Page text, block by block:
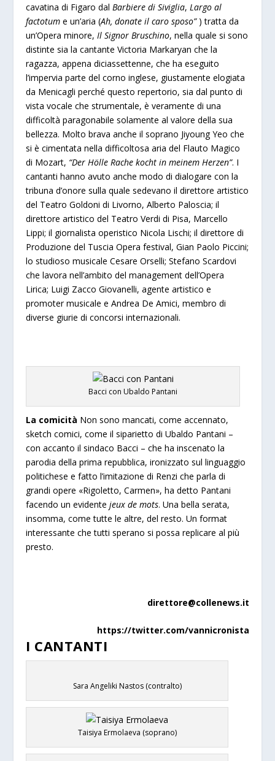
cavatina di Figaro dalBarbiere di Siviglia,Largo al
factotume un’aria (Ah, donate il caro sposo” ) tratta da
un’Opera minore,Il Signor Bruschino, nella quale si sono
distinte sia la cantante Victoria Markaryan che la
ragazza, appena diciassettenne, che ha eseguito
l’impervia parte del corno inglese, giustamente elogiata
da Menicagli perché questo repertorio, sia dal punto di
vista vocale che strumentale, è veramente di una
difficoltà paragonabile solamente al valore della sua
bellezza. Molto brava anche il soprano Jiyoung Yeo che
si è cimentata nella difficoltosa aria del Flauto Magico
di Mozart, “Der Hölle Rache kocht in meinem Herzen”. I
cantanti hanno avuto anche modo di dialogare con la
tribuna d’onore sulla quale sedevano il direttore artistico
del Teatro Goldoni di Livorno, Alberto Paloscia; il
direttore artistico del Teatro Verdi di Pisa, Marcello
Lippi; il giornalista operistico Nicola Lischi; il direttore di
Produzione del Tuscia Opera festival, Gian Paolo Piccini;
lo studioso musicale Cesare Orselli; Stefano Scardovi
che lavora nell’ambito del management dell’Opera
Lirica; Luigi Zacco Giovanelli, agente artistico e
promoter musicale e Andrea De Amici, membro di
diverse giurie di concorsi internazionali.
Bacci con Ubaldo Pantani
La comicità Non sono mancati, come accennato,
sketch comici, come il siparietto di Ubaldo Pantani –
con accanto il sindaco Bacci – che ha inscenato la
parodia della prima repubblica, ironizzato sul linguaggio
politichese e fatto l’imitazione di Renzi che parla di
grandi opere «Rigoletto, Carmen», ha detto Pantani
facendo un evidentejeux de mots. Una bella serata,
insomma, come tutte le altre, del resto. Un format
interessante che tutti sperano si possa replicare al più
presto.
direttore@collenews.it
https://twitter.com/vannicronista
I CANTANTI
Sara Angeliki Nastos (contralto)
Taisiya Ermolaeva (soprano)